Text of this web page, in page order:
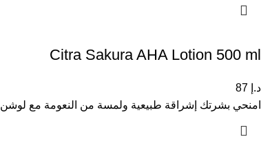
Citra Sakura AHA Lotion 500 ml
د.إ
امنحي بشرتك إشراقة طبيعية ولمسة من النعومة مع لوشن Citra Sakura White UV، الغني بخلاصة زهرة الساكورا الطبيعية. يعمل هذا